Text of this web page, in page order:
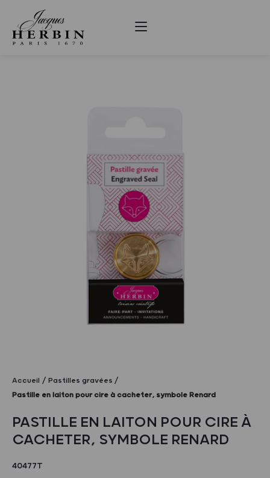
Accueil
Pastilles gravées
Pastille en laiton pour cire à cacheter, symbole Renard
PASTILLE EN LAITON POUR CIRE À
CACHETER, SYMBOLE RENARD
40477T